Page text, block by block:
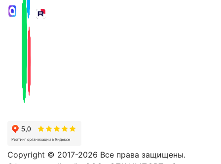
Copyright © 2017-2026 Все права защищены.